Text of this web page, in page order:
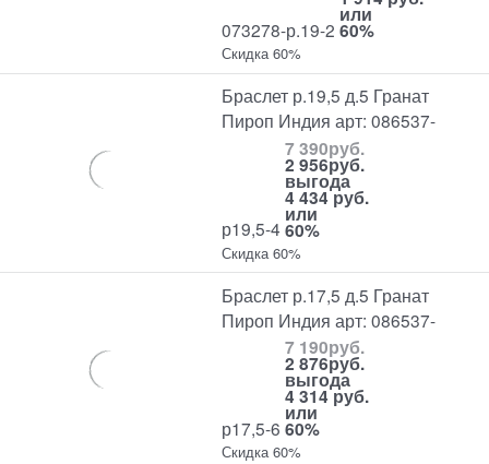
073278-р.19-2
или
60%
Скидка 60%
Браслет р.19,5 д.5 Гранат
Пироп Индия арт: 086537-
р19,5-4
7 390руб.
2 956руб.
выгода
4 434 руб.
или
60%
Скидка 60%
Браслет р.17,5 д.5 Гранат
Пироп Индия арт: 086537-
р17,5-6
7 190руб.
2 876руб.
выгода
4 314 руб.
или
60%
Скидка 60%